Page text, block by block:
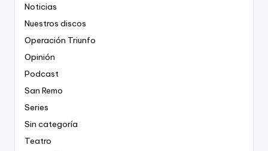
Noticias
Nuestros discos
Operación Triunfo
Opinión
Podcast
San Remo
Series
Sin categoría
Teatro